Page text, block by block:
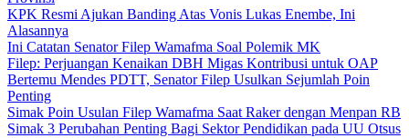
KPK Resmi Ajukan Banding Atas Vonis Lukas Enembe, Ini
Alasannya
Ini Catatan Senator Filep Wamafma Soal Polemik MK
Filep: Perjuangan Kenaikan DBH Migas Kontribusi untuk OAP
Bertemu Mendes PDTT, Senator Filep Usulkan Sejumlah Poin
Penting
Simak Poin Usulan Filep Wamafma Saat Raker dengan Menpan RB
Simak 3 Perubahan Penting Bagi Sektor Pendidikan pada UU Otsus